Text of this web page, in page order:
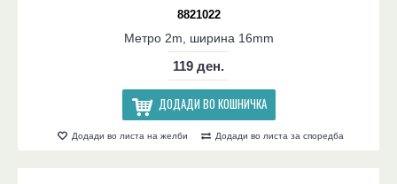
8821022
Метро 2m, ширина 16mm
119 ден.
ДОДАДИ ВО КОШНИЧКА
Додади во листа на желби Додади во листа за споредба